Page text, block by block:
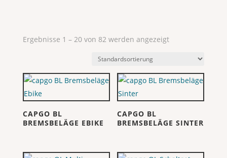
Ergebnisse 1 – 20 von 82 werden angezeigt
CAPGO BL
BREMSBELÄGE EBIKE
CAPGO BL
BREMSBELÄGE SINTER